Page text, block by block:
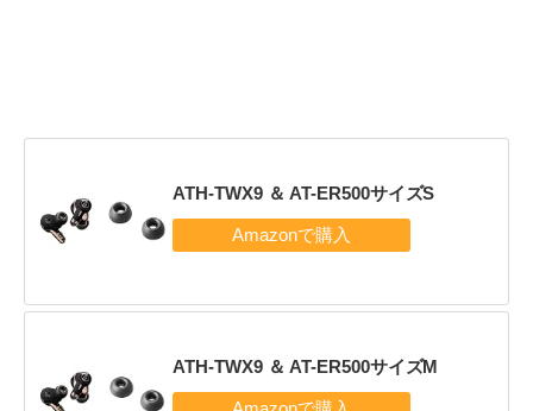
ATH-TWX9 ＆ AT-ER500サイズS
ATH-TWX9 ＆ AT-ER500サイズM